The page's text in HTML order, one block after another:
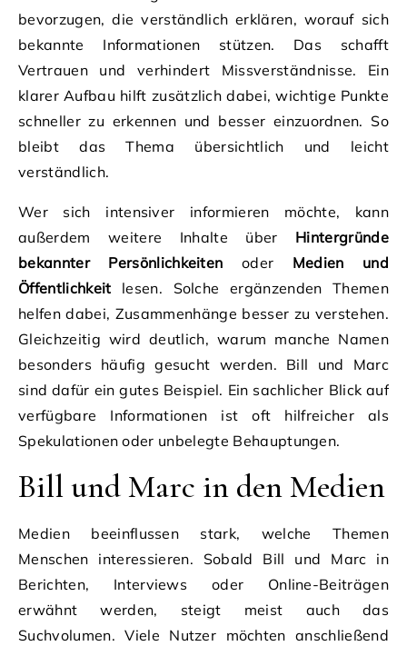
bevorzugen, die verständlich erklären, worauf sich
bekannte Informationen stützen. Das schafft
Vertrauen und verhindert Missverständnisse. Ein
klarer Aufbau hilft zusätzlich dabei, wichtige Punkte
schneller zu erkennen und besser einzuordnen. So
bleibt das Thema übersichtlich und leicht
verständlich.
Wer sich intensiver informieren möchte, kann
außerdem weitere Inhalte über Hintergründe
bekannter Persönlichkeiten oder Medien und
Öffentlichkeit lesen. Solche ergänzenden Themen
helfen dabei, Zusammenhänge besser zu verstehen.
Gleichzeitig wird deutlich, warum manche Namen
besonders häufig gesucht werden. Bill und Marc
sind dafür ein gutes Beispiel. Ein sachlicher Blick auf
verfügbare Informationen ist oft hilfreicher als
Spekulationen oder unbelegte Behauptungen.
Bill und Marc in den Medien
Medien beeinflussen stark, welche Themen
Menschen interessieren. Sobald Bill und Marc in
Berichten, Interviews oder Online-Beiträgen
erwähnt werden, steigt meist auch das
Suchvolumen. Viele Nutzer möchten anschließend